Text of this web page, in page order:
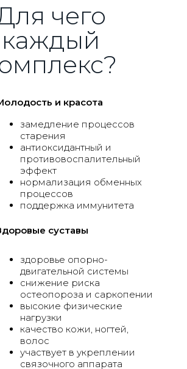
чего
каждый
замедление процессов
старения
антиоксидантный и
противовоспалительный
эффект
нормализация обменных
процессов
поддержка иммунитета
суставы
здоровье опорно-
двигательной системы
снижение риска
остеопороза и саркопении
высокие физические
нагрузки
качество кожи, ногтей,
волос
участвует в укреплении
связочного аппарата
и красота